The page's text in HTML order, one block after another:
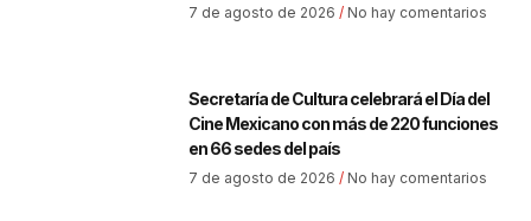
7 de agosto de 2026 No hay comentarios
Secretaría de Cultura celebrará el Día del
Cine Mexicano con más de 220 funciones
en 66 sedes del país
7 de agosto de 2026 No hay comentarios